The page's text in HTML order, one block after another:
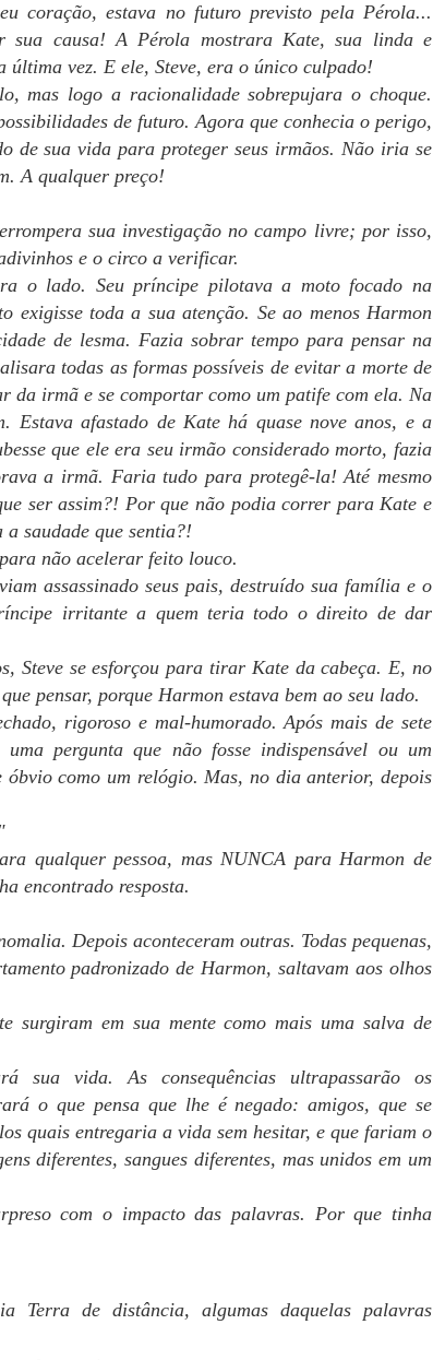
coração, estava no futuro previsto pela Pérola...
sua causa! A Pérola mostrara Kate, sua linda e
vez. E ele, Steve, era o único culpado!
mas logo a racionalidade sobrepujara o choque.
de futuro. Agora que conhecia o perigo,
de sua vida para proteger seus irmãos. Não iria se
A qualquer preço!
sua investigação no campo livre; por isso,
e o circo a verificar.
o lado. Seu príncipe pilotava a moto focado na
exigisse toda a sua atenção. Se ao menos Harmon
de lesma. Fazia sobrar tempo para pensar na
todas as formas possíveis de evitar a morte de
da irmã e se comportar como um patife com ela. Na
Estava afastado de Kate há quase nove anos, e a
que ele era seu irmão considerado morto, fazia
a irmã. Faria tudo para protegê-la! Até mesmo
ser assim?! Por que não podia correr para Kate e
saudade que sentia?!
não acelerar feito louco.
assassinado seus pais, destruído sua família e o
irritante a quem teria todo o direito de dar
Steve se esforçou para tirar Kate da cabeça. E, no
pensar, porque Harmon estava bem ao seu lado.
rigoroso e mal-humorado. Após mais de sete
pergunta que não fosse indispensável ou um
como um relógio. Mas, no dia anterior, depois
qualquer pessoa, mas NUNCA para Harmon de
encontrado resposta.
Depois aconteceram outras. Todas pequenas,
padronizado de Harmon, saltavam aos olhos
surgiram em sua mente como mais uma salva de
sua vida. As consequências ultrapassarão os
o que pensa que lhe é negado: amigos, que se
quais entregaria a vida sem hesitar, e que fariam o
diferentes, sangues diferentes, mas unidos em um
com o impacto das palavras. Por que tinha
Terra de distância, algumas daquelas palavras
viral demolidor (nem quis
vou adiantar os
(arg!), e a capa.
hoje faz parte do capítulo 11.
que trabalhou nos
vontade, não vai conseguir
que já iniciou a revisão!
em Champ-Bleux.
últimas 24 horas. Tico e Teco
que Arthur e Sergei partiram
passava muito tempo
tinham ido para Champ-
O resumo dado por Sergei
detalhes e, principalmente,
de espera com a
é claro, trabalhando no
seu espaço privativo com a
ousasse dizer bom dia.
cem em Tau, porque as
também, embora
o deles.
como escritora estão
dentro dos capítulos
considero sempre uma
de ideia de última hora,
Cada capítulo já tem seu
a de Energética, com o
tenho notícias da revisora,
fazer nele. Há os ajustes no
dentro dos capítulos em
leitura a todos.
encarou a família com as